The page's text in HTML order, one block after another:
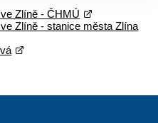
Zlíně - ČHMÚ
Zlíně - stanice města Zlína